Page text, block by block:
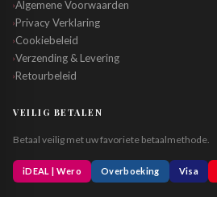
›Algemene Voorwaarden
›Privacy Verklaring
›Cookiebeleid
›Verzending & Levering
›Retourbeleid
VEILIG BETALEN
Betaal veilig met uw favoriete betaalmethode.
iDEAL | Wero Overboeking Visa